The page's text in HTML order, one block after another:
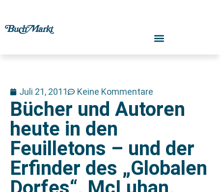
Juli 21, 2011 Keine Kommentare
Bücher und Autoren
heute in den
Feuilletons – und der
Erfinder des „Globalen